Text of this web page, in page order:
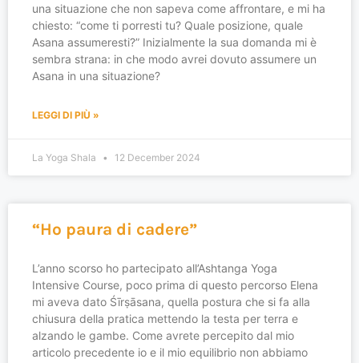
una situazione che non sapeva come affrontare, e mi ha
chiesto: “come ti porresti tu? Quale posizione, quale
Asana assumeresti?” Inizialmente la sua domanda mi è
sembra strana: in che modo avrei dovuto assumere un
Asana in una situazione?
LEGGI DI PIÙ »
La Yoga Shala 12 December 2024
“Ho paura di cadere”
L’anno scorso ho partecipato all’Ashtanga Yoga
Intensive Course, poco prima di questo percorso Elena
mi aveva dato Śīrṣāsana, quella postura che si fa alla
chiusura della pratica mettendo la testa per terra e
alzando le gambe. Come avrete percepito dal mio
articolo precedente io e il mio equilibrio non abbiamo